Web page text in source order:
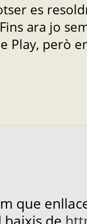
es
ara jo
Play, però
que